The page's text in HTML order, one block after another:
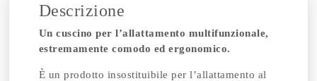
Descrizione
Un cuscino per l’allattamento multifunzionale,
estremamente comodo ed ergonomico.
È un prodotto insostituibile per l’allattamento al